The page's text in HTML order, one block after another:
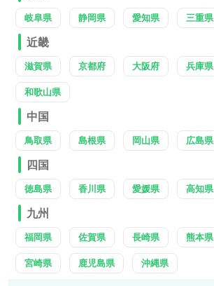
岐阜県 静岡県 愛知県 三重県
近畿
滋賀県 京都府 大阪府 兵庫県
和歌山県
中国
鳥取県 島根県 岡山県 広島県
四国
徳島県 香川県 愛媛県 高知県
九州
福岡県 佐賀県 長崎県 熊本県
宮崎県 鹿児島県 沖縄県